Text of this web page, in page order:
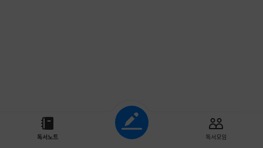
조회하기
독서노트 독서모임